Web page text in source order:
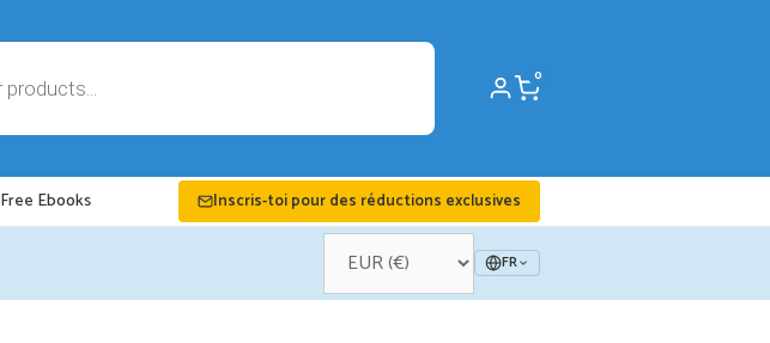
0
Free Ebooks Inscris-toi pour des réductions exclusives
FR